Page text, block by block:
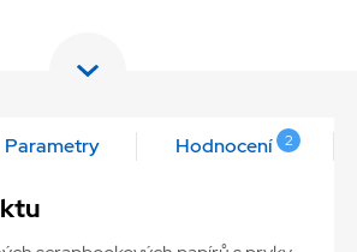
Parametry Hodnocení 2